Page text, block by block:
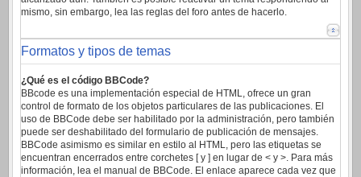
mismo, sin embargo, lea las reglas del foro antes de hacerlo.
Formatos y tipos de temas
¿Qué es el código BBCode?
BBcode es una implementación especial de HTML, ofrece un gran
control de formato de los objetos particulares de las publicaciones. El
uso de BBCode debe ser habilitado por la administración, pero también
puede ser deshabilitado del formulario de publicación de mensajes.
BBCode asimismo es similar en estilo al HTML, pero las etiquetas se
encuentran encerrados entre corchetes [ y ] en lugar de < y >. Para más
información, lea el manual de BBCode. El enlace aparece cada vez que